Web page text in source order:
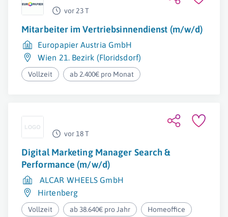
vor 23 T
Mitarbeiter im Vertriebsinnendienst (m/w/d)
Europapier Austria GmbH
Wien 21. Bezirk (Floridsdorf)
Vollzeit ab 2.400€ pro Monat
vor 18 T
Digital Marketing Manager Search &
Performance (m/w/d)
ALCAR WHEELS GmbH
Hirtenberg
Vollzeit ab 38.640€ pro Jahr Homeoffice